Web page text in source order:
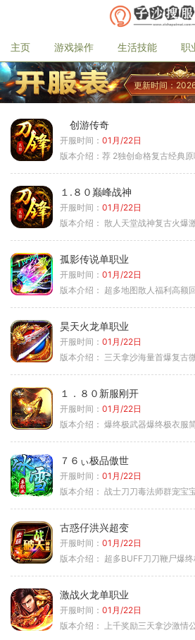
主页 游戏操作 生活技能 职
更新时间：
创游传奇
开服时间： 01月/22日
版本介绍： 荐 2独创命格复古经典
１.８０巅峰战神
开服时间： 01月/22日
版本介绍： 散人天堂战神复古火爆
孤影传说单职业
开服时间： 01月/22日
版本介绍： 超多地图散人福利高额
昊天火龙单职业
开服时间： 01月/22日
版本介绍： 三天拿沙海量首爆复古
１．８０新服刚开
开服时间： 01月/22日
版本介绍： 爆终极武器爆终极衣服简
７６ぃ极品傲世
开服时间： 01月/22日
版本介绍： 战士刀刀毒法师群宠宝
古惑仔洪兴超变
开服时间： 01月/22日
版本介绍： 超多BUFF刀刀鞭尸爆
激战火龙单职业
开服时间： 01月/22日
版本介绍：
上千奖励三天拿沙激情